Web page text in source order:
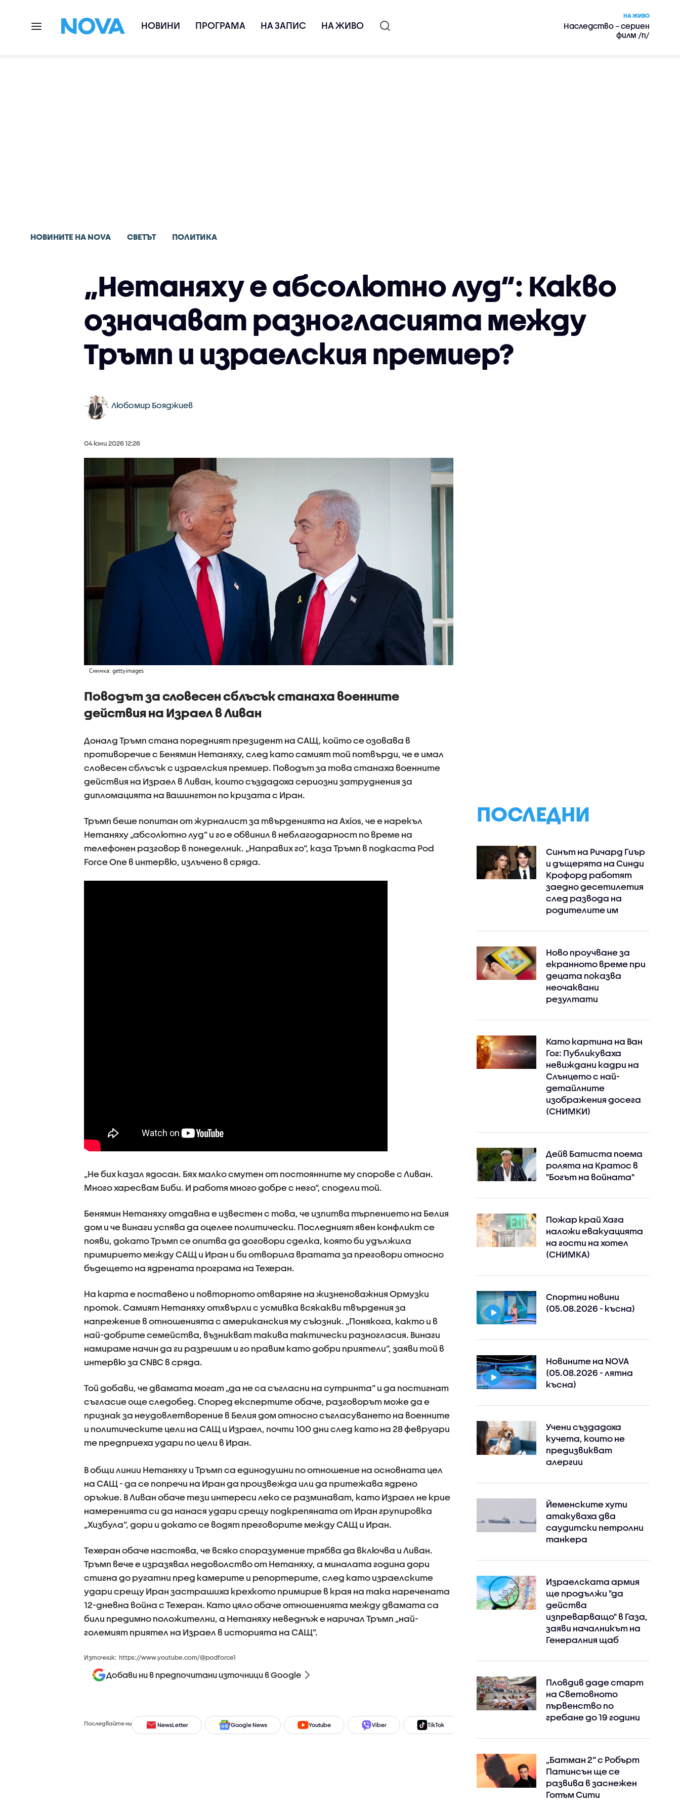
НОВИНИ ПРОГРАМА НА ЗАПИС НА ЖИВО
НА ЖИВО
Наследство – сериен
филм /п/
НОВИНИТЕ НА NOVA СВЕТЪТ ПОЛИТИКА
„Нетаняху е абсолютно луд“: Какво
означават разногласията между
Тръмп и израелския премиер?
Любомир Бояджиев
04 юни 2026 12:26
Снимка: gettyimages
Поводът за словесен сблъсък станаха военните
действия на Израел в Ливан
Доналд Тръмп стана поредният президент на САЩ, който се озовава в
противоречие с Бенямин Нетаняху, след като самият той потвърди, че е имал
словесен сблъсък с израелския премиер. Поводът за това станаха военните
действия на Израел в Ливан, които създадоха сериозни затруднения за
дипломацията на Вашингтон по кризата с Иран.
Тръмп беше попитан от журналист за твърденията на Axios, че е нарекъл
Нетаняху „абсолютно луд“ и го е обвинил в неблагодарност по време на
телефонен разговор в понеделник. „Направих го“, каза Тръмп в подкаста Pod
Force One в интервю, излъчено в сряда.
„Не бих казал ядосан. Бях малко смутен от постоянните му спорове с Ливан.
Много харесвам Биби. И работя много добре с него“, сподели той.
Бенямин Нетаняху отдавна е известен с това, че изпитва търпението на Белия
дом и че винаги успява да оцелее политически. Последният явен конфликт се
появи, докато Тръмп се опитва да договори сделка, която би удължила
примирието между САЩ и Иран и би отворила вратата за преговори относно
бъдещето на ядрената програма на Техеран.
На карта е поставено и повторното отваряне на жизненоважния Ормузки
проток. Самият Нетаняху отхвърли с усмивка всякакви твърдения за
напрежение в отношенията с американския му съюзник. „Понякога, както и в
най-добрите семейства, възникват такива тактически разногласия. Винаги
намираме начин да ги разрешим и го правим като добри приятели“, заяви той в
интервю за CNBC в сряда.
Той добави, че двамата могат „да не са съгласни на сутринта“ и да постигнат
съгласие още следобед. Според експертите обаче, разговорът може да е
признак за неудовлетворение в Белия дом относно съгласуването на военните
и политическите цели на САЩ и Израел, почти 100 дни след като на 28 февруари
те предприеха удари по цели в Иран.
В общи линии Нетаняху и Тръмп са единодушни по отношение на основната цел
на САЩ - да се попречи на Иран да произвежда или да притежава ядрено
оръжие. В Ливан обаче тези интереси леко се разминават, като Израел не крие
намеренията си да нанася удари срещу подкрепяната от Иран групировка
„Хизбула“, дори и докато се водят преговорите между САЩ и Иран.
Техеран обаче настоява, че всяко споразумение трябва да включва и Ливан.
Тръмп вече е изразявал недоволство от Нетаняху, а миналата година дори
стигна до ругатни пред камерите и репортерите, след като израелските
удари срещу Иран застрашиха крехкото примирие в края на така наречената
12-дневна война с Техеран. Като цяло обаче отношенията между двамата са
били предимно положителни, а Нетаняху неведнъж е наричал Тръмп „най-
големият приятел на Израел в историята на САЩ”.
Източник: https://www.youtube.com/@podforce1
Добави ни в предпочитани източници в Google
Последвайте ни NewsLetter Google News Youtube Viber TikTok
ПОСЛЕДНИ
Синът на Ричард Гиър
и дъщерята на Синди
Крофорд работят
заедно десетилетия
след развода на
родителите им
Ново проучване за
екранното време при
децата показва
неочаквани
резултати
Като картина на Ван
Гог: Публикуваха
невиждани кадри на
Слънцето с най-
детайлните
изображения досега
(СНИМКИ)
Дейв Батиста поема
ролята на Кратос в
"Богът на войната"
Пожар край Хага
наложи евакуацията
на гости на хотел
(СНИМКА)
Спортни новини
(05.08.2026 - късна)
Новините на NOVA
(05.08.2026 - лятна
късна)
Учени създадоха
кучета, които не
предизвикват
алергии
Йеменските хути
атакуваха два
саудитски петролни
танкера
Израелската армия
ще продължи "да
действа
изпреварващо" в Газа,
заяви началникът на
Генералния щаб
Пловдив даде старт
на Световното
първенство по
гребане до 19 години
„Батман 2“ с Робърт
Патинсън ще се
развива в заснежен
Готъм Сити